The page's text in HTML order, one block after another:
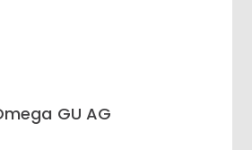
GU AG